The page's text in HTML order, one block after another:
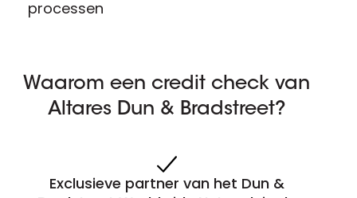
processen
Waarom een credit check van
Altares Dun & Bradstreet?
Exclusieve partner van het Dun &